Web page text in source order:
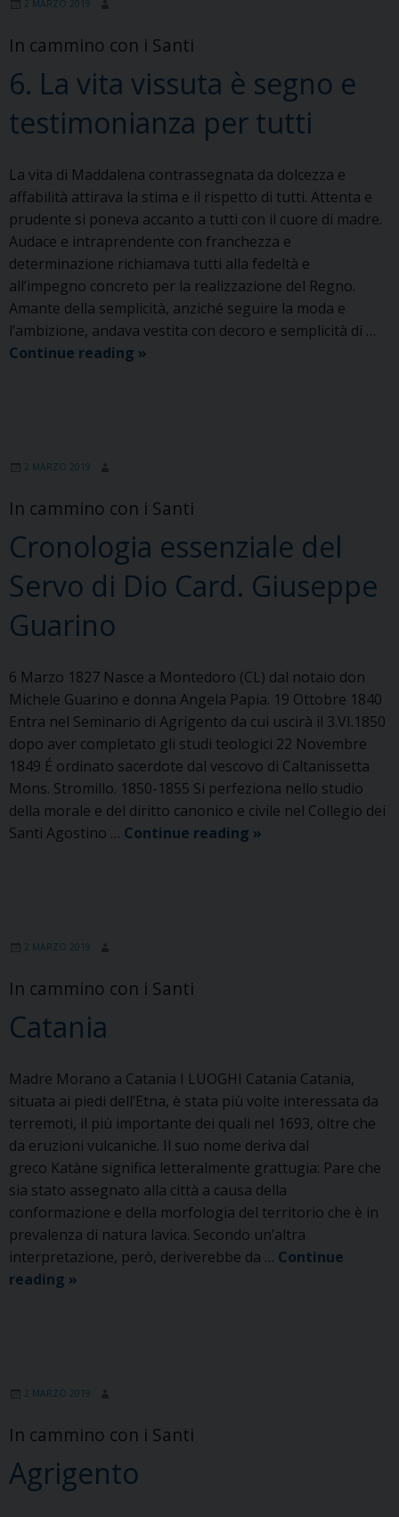
2 MARZO 2019
In cammino con i Santi
6. La vita vissuta è segno e
testimonianza per tutti
La vita di Maddalena contrassegnata da dolcezza e
affabilità attirava la stima e il rispetto di tutti. Attenta e
prudente si poneva accanto a tutti con il cuore di madre.
Audace e intraprendente con franchezza e
determinazione richiamava tutti alla fedeltà e
all’impegno concreto per la realizzazione del Regno.
Amante della semplicità, anziché seguire la moda e
l’ambizione, andava vestita con decoro e semplicità di …
Continue reading 6.
testimonianza
tutti
»
2 MARZO 2019
In cammino con i Santi
Cronologia essenziale del
Servo di Dio Card. Giuseppe
Guarino
6 Marzo 1827 Nasce a Montedoro (CL) dal notaio don
Michele Guarino e donna Angela Papia. 19 Ottobre 1840
Entra nel Seminario di Agrigento da cui uscirà il 3.VI.1850
dopo aver completato gli studi teologici 22 Novembre
1849 É ordinato sacerdote dal vescovo di Caltanissetta
Mons. Stromillo. 1850-1855 Si perfeziona nello studio
della morale e del diritto canonico e civile nel Collegio dei
Santi Agostino … Continue reading Cronologia
»
2 MARZO 2019
In cammino con i Santi
Catania
Madre Morano a Catania I LUOGHI Catania Catania,
situata ai piedi dell’Etna, è stata più volte interessata da
terremoti, il più importante dei quali nel 1693, oltre che
da eruzioni vulcaniche. Il suo nome deriva dal
greco Katàne significa letteralmente grattugia: Pare che
sia stato assegnato alla città a causa della
conformazione e della morfologia del territorio che è in
prevalenza di natura lavica. Secondo un’altra
interpretazione, però, deriverebbe da … Continue
reading Catania
»
2 MARZO 2019
In cammino con i Santi
Agrigento